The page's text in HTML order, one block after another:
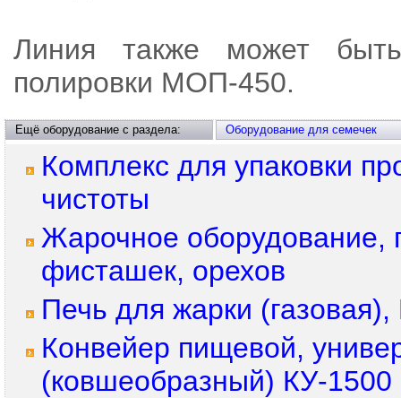
Линия также может
полировки МОП-450.
Ещё оборудование с раздела: Оборудование для семечек
Комплекс для упаковки
чистоты
Жарочное
фисташек, орехов
Печь для жарки
Конвейер пищевой,
(ковшеобразный) КУ-1500